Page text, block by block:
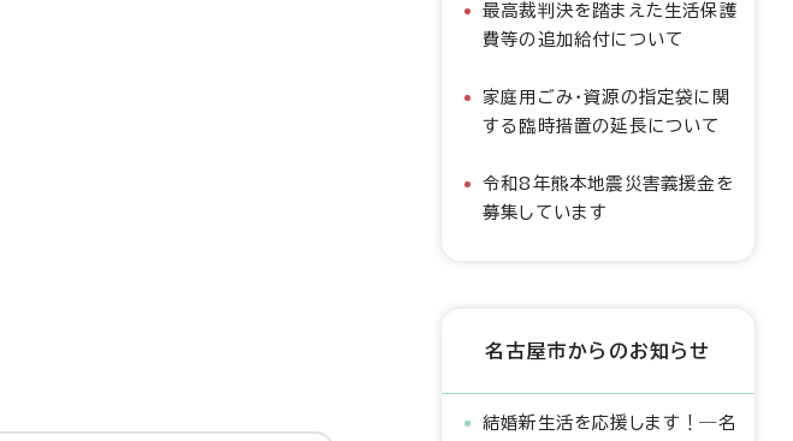
最高裁判決を踏まえた生活保護
費等の追加給付について
家庭用ごみ・資源の指定袋に関
する臨時措置の延長について
令和8年熊本地震災害義援金を
募集しています
名古屋市からのお知らせ
結婚新生活を応援します！―名